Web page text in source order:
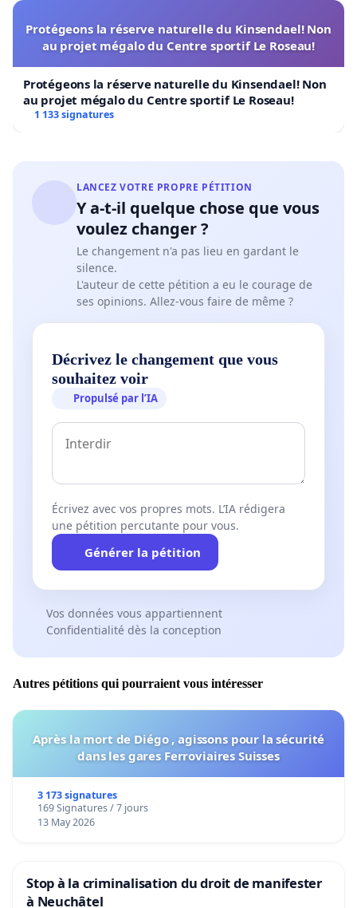
Protégeons la réserve naturelle du Kinsendael! Non
au projet mégalo du Centre sportif Le Roseau!
Protégeons la réserve naturelle du Kinsendael! Non
au projet mégalo du Centre sportif Le Roseau!
1 133 signatures
LANCEZ VOTRE PROPRE PÉTITION
Y a-t-il quelque chose que vous
voulez changer ?
Le changement n'a pas lieu en gardant le
silence.
L'auteur de cette pétition a eu le courage de
ses opinions. Allez-vous faire de même ?
Décrivez le changement que vous
souhaitez voir
Propulsé par l’IA
Écrivez avec vos propres mots. L’IA rédigera
une pétition percutante pour vous.
Générer la pétition
Vos données vous appartiennent
Confidentialité dès la conception
Autres pétitions qui pourraient vous intéresser
Après la mort de Diégo , agissons pour la sécurité
dans les gares Ferroviaires Suisses
3 173 signatures
169 Signatures / 7 jours
13 May 2026
Stop à la criminalisation du droit de manifester
à Neuchâtel